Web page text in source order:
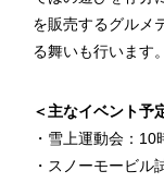
を販売するグルメ
る舞いも行います。
＜主なイベント予
・雪上運動会：
・スノーモービ